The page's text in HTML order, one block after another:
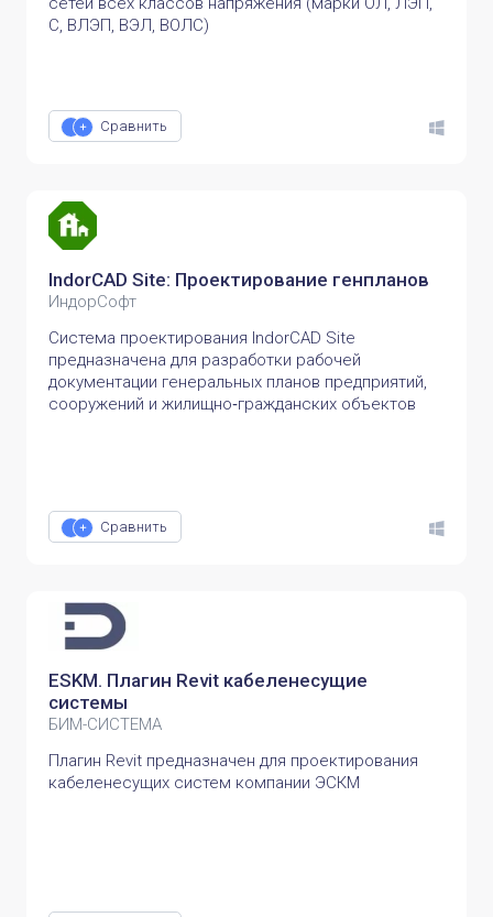
С, ВЛЭП, ВЭЛ, ВОЛС)
Сравнить
IndorCAD Site: Проектирование генпланов
ИндорСофт
Система проектирования IndorCAD Site
предназначена для разработки рабочей
документации генеральных планов предприятий,
сооружений и жилищно‑гражданских объектов
Сравнить
ESKM. Плагин Revit кабеленесущие
системы
БИМ-СИСТЕМА
Плагин Revit предназначен для проектирования
кабеленесущих систем компании ЭСКМ